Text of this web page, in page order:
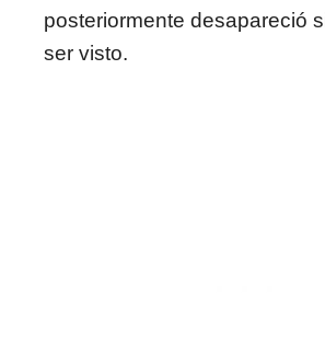
posteriormente desapareció
ser visto.